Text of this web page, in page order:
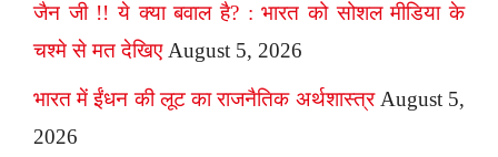
जैन जी !! ये क्या बवाल है? : भारत को सोशल मीडिया के
चश्मे से मत देखिए August 5, 2026
भारत में ईंधन की लूट का राजनैतिक अर्थशास्त्र August 5,
2026